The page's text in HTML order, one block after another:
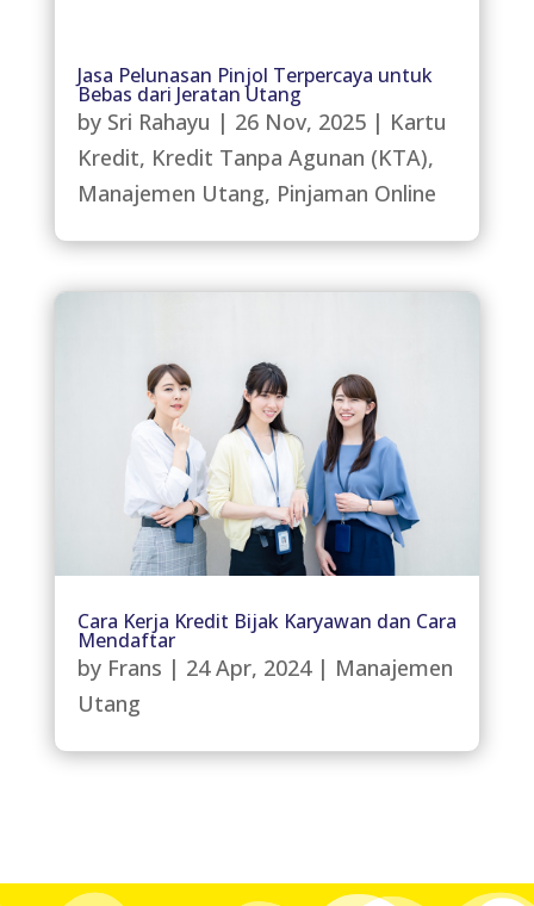
Jasa Pelunasan Pinjol Terpercaya untuk
Bebas dari Jeratan Utang
by Sri Rahayu | 26 Nov, 2025| Kartu
Kredit, Kredit Tanpa Agunan (KTA),
Manajemen Utang, Pinjaman Online
Cara Kerja Kredit Bijak Karyawan dan Cara
Mendaftar
by Frans | 24 Apr, 2024| Manajemen
Utang